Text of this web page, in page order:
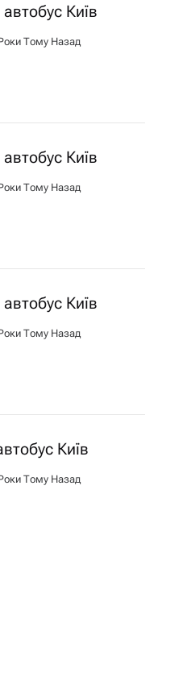
Київ
Тому Назад
Київ
Тому Назад
Київ
Тому Назад
Київ
Тому Назад